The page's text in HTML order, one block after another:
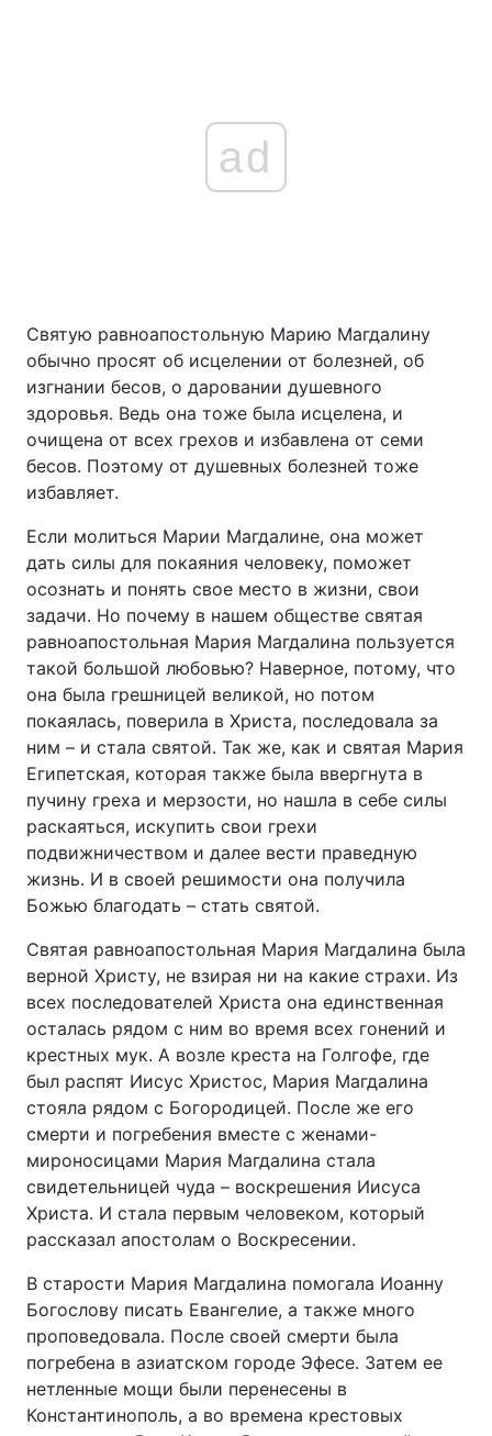
ad
Святую равноапостольную Марию Магдалину
обычно просят об исцелении от болезней, об
изгнании бесов, о даровании душевного
здоровья. Ведь она тоже была исцелена, и
очищена от всех грехов и избавлена от семи
бесов. Поэтому от душевных болезней тоже
избавляет.
Если молиться Марии Магдалине, она может
дать силы для покаяния человеку, поможет
осознать и понять свое место в жизни, свои
задачи. Но почему в нашем обществе святая
равноапостольная Мария Магдалина пользуется
такой большой любовью? Наверное, потому, что
она была грешницей великой, но потом
покаялась, поверила в Христа, последовала за
ним – и стала святой. Так же, как и святая Мария
Египетская, которая также была ввергнута в
пучину греха и мерзости, но нашла в себе силы
раскаяться, искупить свои грехи
подвижничеством и далее вести праведную
жизнь. И в своей решимости она получила
Божью благодать – стать святой.
Святая равноапостольная Мария Магдалина была
верной Христу, не взирая ни на какие страхи. Из
всех последователей Христа она единственная
осталась рядом с ним во время всех гонений и
крестных мук. А возле креста на Голгофе, где
был распят Иисус Христос, Мария Магдалина
стояла рядом с Богородицей. После же его
смерти и погребения вместе с женами-
мироносицами Мария Магдалина стала
свидетельницей чуда – воскрешения Иисуса
Христа. И стала первым человеком, который
рассказал апостолам о Воскресении.
В старости Мария Магдалина помогала Иоанну
Богослову писать Евангелие, а также много
проповедовала. После своей смерти была
погребена в азиатском городе Эфесе. Затем ее
нетленные мощи были перенесены в
Константинополь, а во времена крестовых